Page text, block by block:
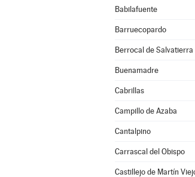
Babilafuente
Barruecopardo
Berrocal de Salvatierra
Buenamadre
Cabrillas
Campillo de Azaba
Cantalpino
Carrascal del Obispo
Castillejo de Martín